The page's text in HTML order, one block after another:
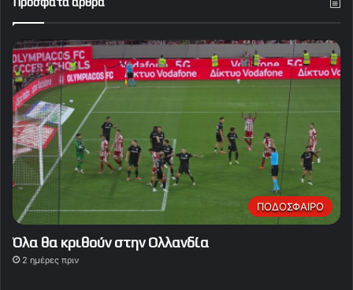
ΠΟΔΟΣΦΑΙΡΟ
Όλα θα κριθούν στην Ολλανδία
2 ημέρες πριν